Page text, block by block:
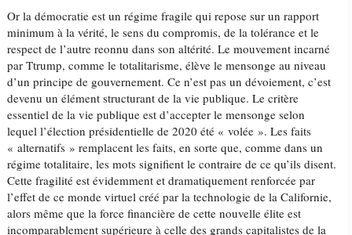
Or la démocratie est un régime fragile qui repose sur un rapport
minimum à la vérité, le sens du compromis, de la tolérance et le
respect de l’autre reonnu dans son altérité. Le mouvement incarné
par Ttrump, comme le totalitarisme, élève le mensonge au niveau
d’un principe de gouvernement. Ce n’est pas un dévoiement, c’est
devenu un élément structurant de la vie publique. Le critère
essentiel de la vie publique est d’accepter le mensonge selon
lequel l’élection présidentielle de 2020 été « volée ». Les faits
« alternatifs » remplacent les faits, en sorte que, comme dans un
régime totalitaire, les mots signifient le contraire de ce qu’ils disent.
Cette fragilité est évidemment et dramatiquement renforcée par
l’effet de ce monde virtuel créé par la technologie de la Californie,
alors même que la force financière de cette nouvelle élite est
incomparablement supérieure à celle des grands capitalistes de la